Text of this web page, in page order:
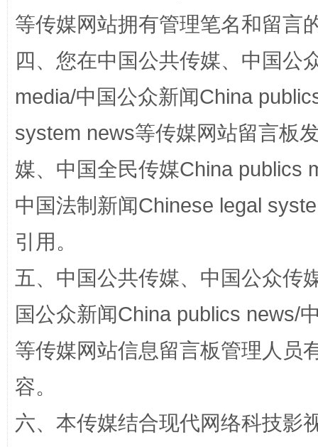
站台名比不上好声名
招工难、用工荒背后
等传媒网站拥有管理笔名和留言
四、您在中国公共传媒、中国公
media/中国公众新闻China
system news等传媒网站留言板
媒、中国全民传媒China publics
中国法制新闻Chinese legal
引用。
五、中国公共传媒、中国公众传
国公众新闻China publics news/
等传媒网站信息留言板管理人员
容。
六、本传媒结合现代网络科技影